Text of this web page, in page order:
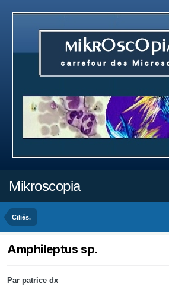
Mikroscopia
Ciliés.
Amphileptus sp.
Par patrice dx